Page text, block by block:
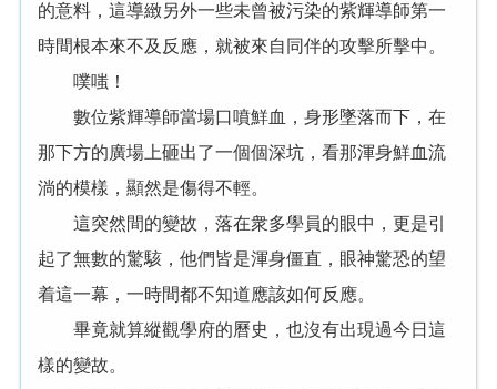
的意料，這導緻另外一些未曾被污染的紫輝導師第一
時間根本來不及反應，就被來自同伴的攻擊所擊中。
噗嗤！
數位紫輝導師當場口噴鮮血，身形墜落而下，在
那下方的廣場上砸出了一個個深坑，看那渾身鮮血流
淌的模樣，顯然是傷得不輕。
這突然間的變故，落在衆多學員的眼中，更是引
起了無數的驚駭，他們皆是渾身僵直，眼神驚恐的望
着這一幕，一時間都不知道應該如何反應。
畢竟就算縱觀學府的曆史，也沒有出現過今日這
樣的變故。